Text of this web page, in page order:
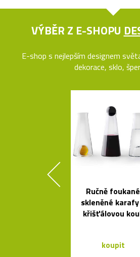
VÝBĚR Z E-SHOPU
E-shop s nejlepším designem
dekorace, sklo,
Ručně foukané
skleněné
křišťálovou
koupit